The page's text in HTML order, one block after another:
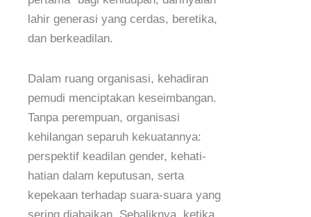
lahir generasi yang cerdas, beretika,
dan berkeadilan.
Dalam ruang organisasi, kehadiran
pemudi menciptakan keseimbangan.
Tanpa perempuan, organisasi
kehilangan separuh kekuatannya:
perspektif keadilan gender, kehati-
hatian dalam keputusan, serta
kepekaan terhadap suara-suara yang